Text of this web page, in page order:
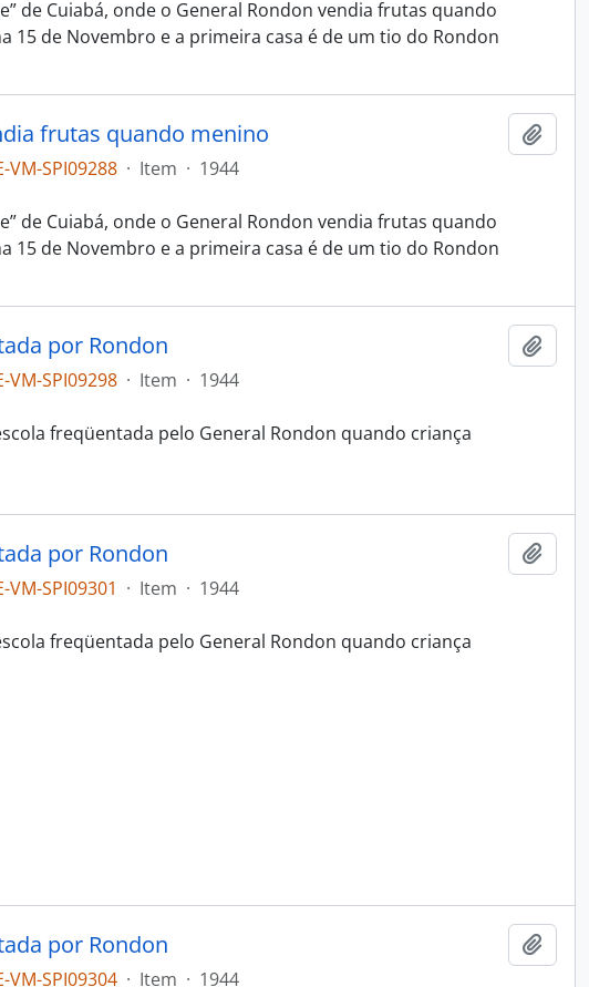
de Cuiabá, onde o General Rondon vendia frutas quando
15 de Novembro e a primeira casa é de um tio do Rondon
frutas quando menino
VM-SPI09288 · Item · 1944
de Cuiabá, onde o General Rondon vendia frutas quando
15 de Novembro e a primeira casa é de um tio do Rondon
por Rondon
VM-SPI09298 · Item · 1944
freqüentada pelo General Rondon quando criança
por Rondon
VM-SPI09301 · Item · 1944
freqüentada pelo General Rondon quando criança
por Rondon
VM-SPI09304 · Item · 1944